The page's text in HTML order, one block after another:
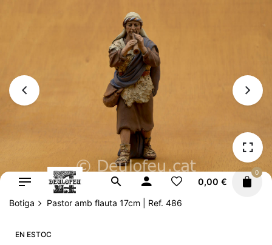
0,00 €
0
Botiga Pastor amb flauta 17cm | Ref. 486
EN ESTOC